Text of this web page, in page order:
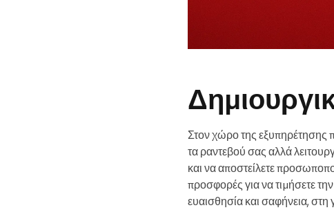
Στον χώρο της εξυπηρέτησης
τα ραντεβού σας αλλά
και να αποστείλετε
προσφορές για να τιμήσετε
ευαισθησία και σαφήνεια,